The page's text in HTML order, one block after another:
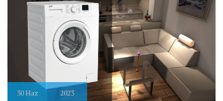
30Haz 2023